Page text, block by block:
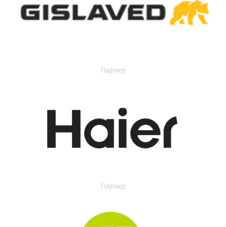
Партнер
Партнер